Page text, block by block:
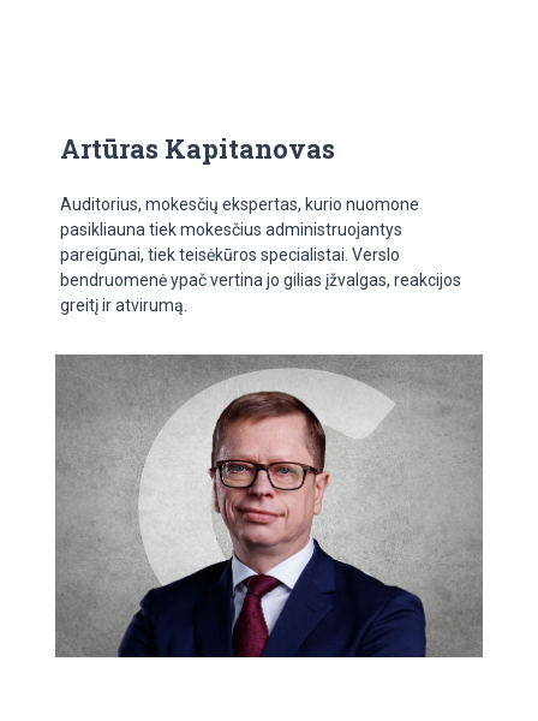
Artūras Kapitanovas
Auditorius, mokesčių ekspertas, kurio nuomone
pasikliauna tiek mokesčius administruojantys
pareigūnai, tiek teisėkūros specialistai. Verslo
bendruomenė ypač vertina jo gilias įžvalgas, reakcijos
greitį ir atvirumą.